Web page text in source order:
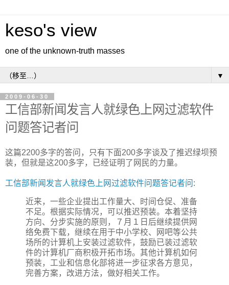
keso's view
one of the unknown-truth masses
▼
2009-06-30
工信部新闻发言人就绿色上网过滤软件
问题答记者问
这篇2200多字的答问，只有下面200多字谈及了推迟绿坝预
装，但就是这200多字，已经证明了网民的力量。
工信部新闻发言人就绿色上网过滤软件问题答记者问 :
近来，一些企业提出工作量大、时间仓促、准备
不足。根据实际情况，可以推迟预装。本着坚持
方向、分步实施的原则，７月１日后继续提供网
络免费下载，继续在用于中小学校、网吧等公共
场所的计算机上安装过滤软件，鼓励已装过滤软
件的计算机厂商积极开拓市场。其他计算机如何
预装，工业和信息化部将进一步征求各方意见，
完善方案，改进方法，做好相关工作。